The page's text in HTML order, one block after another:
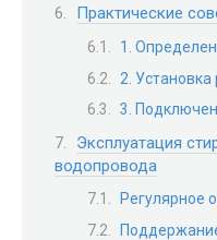
Практические
1.
2. Установка
3.
Эксплуатация
водопровода
Регулярное